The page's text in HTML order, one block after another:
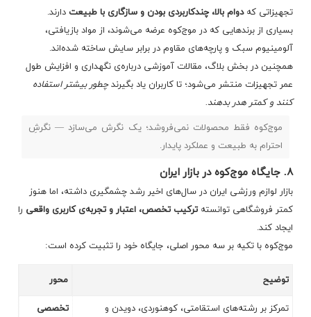
تجهیزاتی کهدوام بالا، چندکاربردی بودن و سازگاری با طبیعت دارند.
بسیاری از برندهایی که در موج‌کوه عرضه می‌شوند، از مواد بازیافتی،
آلومینیوم سبک و پارچه‌های مقاوم در برابر سایش ساخته شده‌اند.
همچنین در بخش بلاگ، مقالات آموزشی درباره‌ی نگهداری و افزایش طول
عمر تجهیزات منتشر می‌شود؛ تا کاربران یاد بگیرندچطور بیشتر استفاده
کنند و کمتر هدر بدهند.
موج‌کوه فقط محصولات نمی‌فروشد؛ یک نگرش می‌سازد — نگرشِ
احترام به طبیعت و عملکرد پایدار.
۸. جایگاه موج‌کوه در بازار ایران
بازار لوازم ورزشی ایران در سال‌های اخیر رشد چشمگیری داشته، اما هنوز
کمتر فروشگاهی توانستهترکیب تخصص، اعتبار و تجربه‌ی کاربری واقعی را
ایجاد کند.
موج‌کوه با تکیه بر سه محور اصلی، جایگاه خود را تثبیت کرده است:
محور توضیح
تخصصی
تمرکز بر رشته‌های استقامتی، کوهنوردی، دویدن و